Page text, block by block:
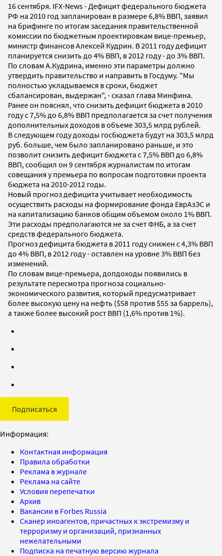
16 сентября. IFX-News - Дефицит федерального бюджета
РФ на 2010 год запланирован в размере 6,8% ВВП, заявил
на брифинге по итогам заседания правительственной
комиссии по бюджетным проектировкам вице-премьер,
министр финансов Алексей Кудрин. В 2011 году дефицит
планируется снизить до 4% ВВП, в 2012 году - до 3% ВВП.
По словам А.Кудрина, именно эти параметры должно
утвердить правительство и направить в Госдуму. "Мы
полностью укладываемся в сроки, бюджет
сбалансирован, выдержан", - сказал глава Минфина.
Ранее он пояснял, что снизить дефицит бюджета в 2010
году с 7,5% до 6,8% ВВП предполагается за счет получения
дополнительных доходов в объеме 303,5 млрд рублей.
В следующем году доходы госбюджета будут на 303,5 млрд
руб. больше, чем было запланировано раньше, и это
позволит снизить дефицит бюджета с 7,5% ВВП до 6,8%
ВВП, сообщил он 9 сентября журналистам по итогам
совещания у премьера по вопросам подготовки проекта
бюджета на 2010-2012 годы.
Новый прогноз дефицита учитывает необходимость
осуществить расходы на формирование фонда ЕврАзЭС и
на капитализацию банков общим объемом около 1% ВВП.
Эти расходы предполагаются не за счет ФНБ, а за счет
средств федерального бюджета.
Прогноз дефицита бюджета в 2011 году снижен с 4,3% ВВП
до 4% ВВП, в 2012 году - оставлен на уровне 3% ВВП без
изменений.
По словам вице-премьера, допдоходы появились в
результате пересмотра прогноза социально-
экономического развития, который предусматривает
более высокую цену на нефть ($58 против $55 за баррель),
а также более высокий рост ВВП (1,6% против 1%).
Подписаться
Информация:
Контактная информация
Правила обработки
Реклама в журнале
Реклама на сайте
Условия перепечатки
Архив
Вакансии в Forbes Russia
Сканер иноагентов, причастных к экстремизму и
терроризму и организаций, признанных
нежелательными
Подписка на печатную версию журнала